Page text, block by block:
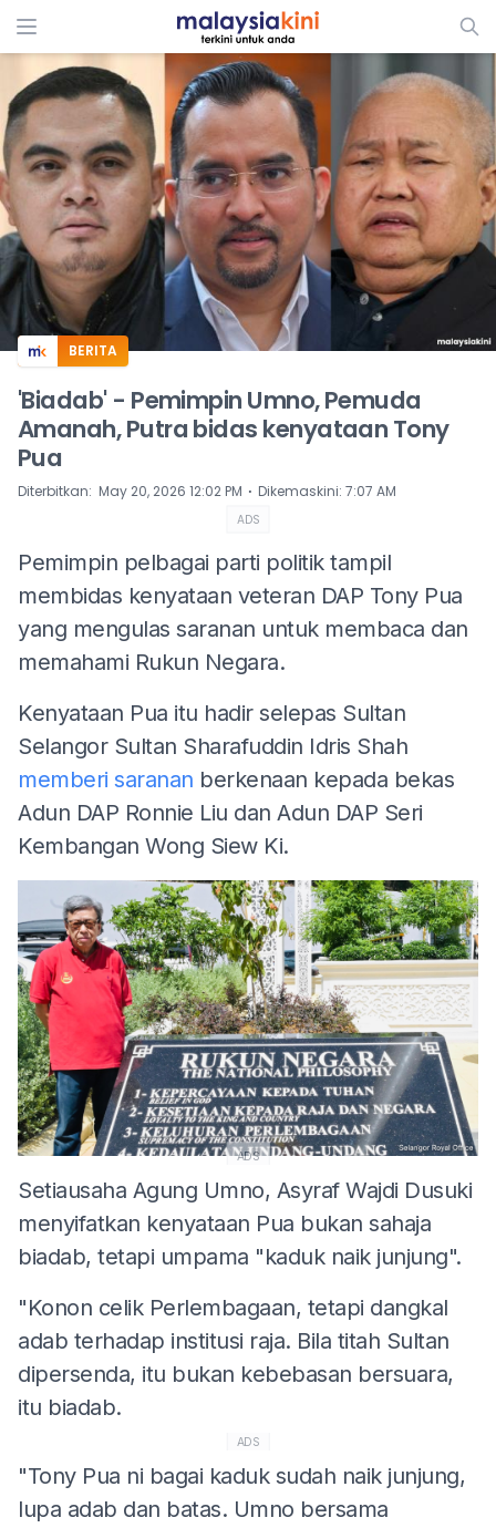
ADS
BERITA
'Biadab' - Pemimpin Umno, Pemuda
Amanah, Putra bidas kenyataan Tony
Pua
Diterbitkan: May 20, 2026 12:02 PM ⋅ Dikemaskini: 7:07 AM
ADS
Pemimpin pelbagai parti politik tampil
membidas kenyataan veteran DAP Tony Pua
yang mengulas saranan untuk membaca dan
memahami Rukun Negara.
Kenyataan Pua itu hadir selepas Sultan
Selangor Sultan Sharafuddin Idris Shah
memberi saranan berkenaan kepada bekas
Adun DAP Ronnie Liu dan Adun DAP Seri
Kembangan Wong Siew Ki.
ADS
Setiausaha Agung Umno, Asyraf Wajdi Dusuki
menyifatkan kenyataan Pua bukan sahaja
biadab, tetapi umpama "kaduk naik junjung".
"Konon celik Perlembagaan, tetapi dangkal
adab terhadap institusi raja. Bila titah Sultan
dipersenda, itu bukan kebebasan bersuara,
itu biadab.
ADS
"Tony Pua ni bagai kaduk sudah naik junjung,
lupa adab dan batas. Umno bersama